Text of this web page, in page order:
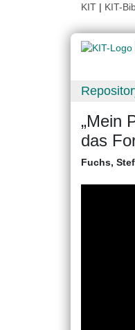
KIT | KIT-
„Mein
das
Fuchs,